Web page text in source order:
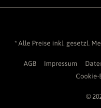
* Alle Preise inkl. gesetzl.
AGB Impressum
©